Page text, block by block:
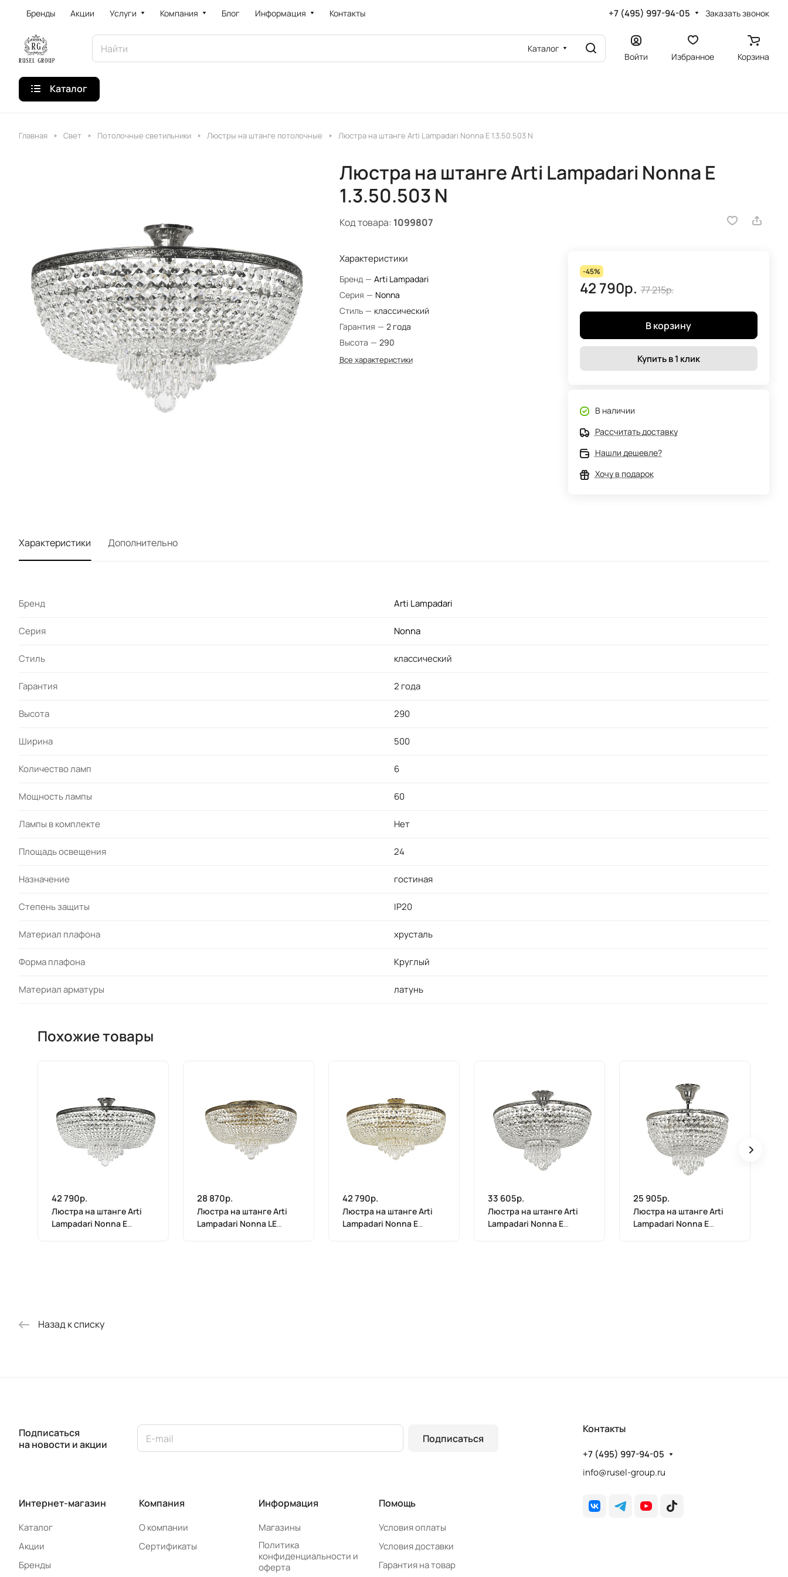
Бренды Акции Услуги Компания Блог Информация Контакты +7 (495) 997-94-05 Заказать звонок
Каталог
Войти Избранное Корзина
Каталог
Главная Свет Потолочные светильники Люстры на штанге потолочные Люстра на штанге Arti Lampadari Nonna E 1.3.50.503 N
Люстра на штанге Arti Lampadari Nonna E
1.3.50.503 N
Код товара: 1099807
Характеристики
Бренд — Arti Lampadari
Серия — Nonna
Стиль — классический
Гарантия — 2 года
Высота — 290
Все характеристики
-45%
42 790р. 77 215р.
В корзину
Купить в 1 клик
В наличии
Рассчитать доставку
Нашли дешевле?
Хочу в подарок
Характеристики Дополнительно
Бренд Arti Lampadari
Серия Nonna
Стиль классический
Гарантия 2 года
Высота 290
Ширина 500
Количество ламп 6
Мощность лампы 60
Лампы в комплекте Нет
Площадь освещения 24
Назначение гостиная
Степень защиты IP20
Материал плафона хрусталь
Форма плафона Круглый
Материал арматуры латунь
Похожие товары
42 790р.
Люстра на штанге Arti
Lampadari Nonna E
28 870р.
Люстра на штанге Arti
Lampadari Nonna LE
42 790р.
Люстра на штанге Arti
Lampadari Nonna E
33 605р.
Люстра на штанге Arti
Lampadari Nonna E
25 905р.
Люстра на штанге Arti
Lampadari Nonna E
Назад к списку
Подписаться
на новости и акции
Подписаться
Интернет-магазин
Каталог
Акции
Бренды
Компания
О компании
Сертификаты
Информация
Магазины
Политика
конфиденциальности и
оферта
Помощь
Условия оплаты
Условия доставки
Гарантия на товар
Контакты
+7 (495) 997-94-05
info@rusel-group.ru